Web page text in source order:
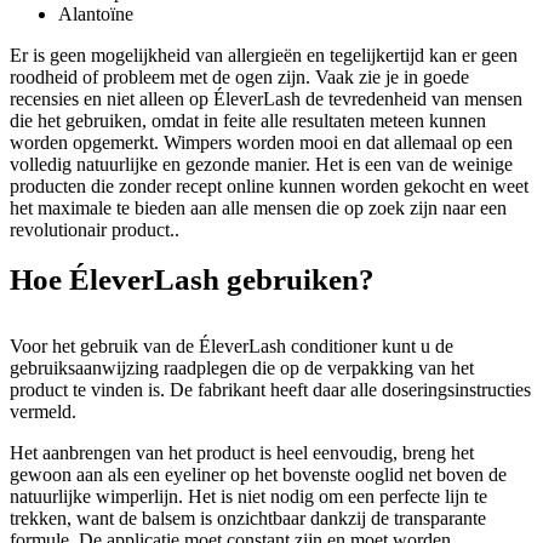
Alantoïne
Er is geen mogelijkheid van allergieën en tegelijkertijd kan er geen
roodheid of probleem met de ogen zijn. Vaak zie je in goede
recensies en niet alleen op ÉleverLash de tevredenheid van mensen
die het gebruiken, omdat in feite alle resultaten meteen kunnen
worden opgemerkt. Wimpers worden mooi en dat allemaal op een
volledig natuurlijke en gezonde manier. Het is een van de weinige
producten die zonder recept online kunnen worden gekocht en weet
het maximale te bieden aan alle mensen die op zoek zijn naar een
revolutionair product..
Hoe ÉleverLash gebruiken?
Voor het gebruik van de ÉleverLash conditioner kunt u de
gebruiksaanwijzing raadplegen die op de verpakking van het
product te vinden is. De fabrikant heeft daar alle doseringsinstructies
vermeld.
Het aanbrengen van het product is heel eenvoudig, breng het
gewoon aan als een eyeliner op het bovenste ooglid net boven de
natuurlijke wimperlijn. Het is niet nodig om een ​​perfecte lijn te
trekken, want de balsem is onzichtbaar dankzij de transparante